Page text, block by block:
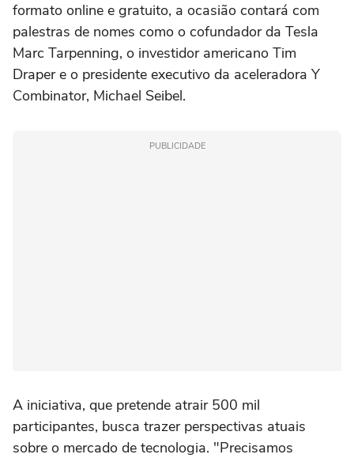
formato online e gratuito, a ocasião contará com
palestras de nomes como o cofundador da Tesla
Marc Tarpenning, o investidor americano Tim
Draper e o presidente executivo da aceleradora Y
Combinator, Michael Seibel.
PUBLICIDADE
A iniciativa, que pretende atrair 500 mil
participantes, busca trazer perspectivas atuais
sobre o mercado de tecnologia. "Precisamos